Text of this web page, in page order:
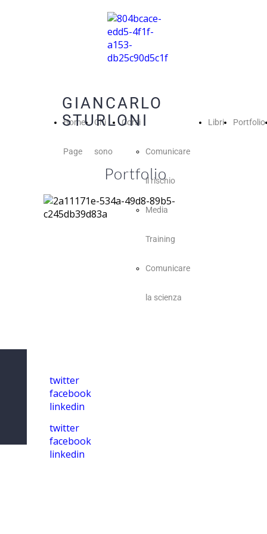
twitter
facebook
linkedin
Home
Page
Chi
sono
Corsi
Comunicare
il rischio
Media
Training
Comunicare
la scienza
Libri Portfolio
GIANCARLO
STURLONI
Portfolio
twitter
facebook
linkedin